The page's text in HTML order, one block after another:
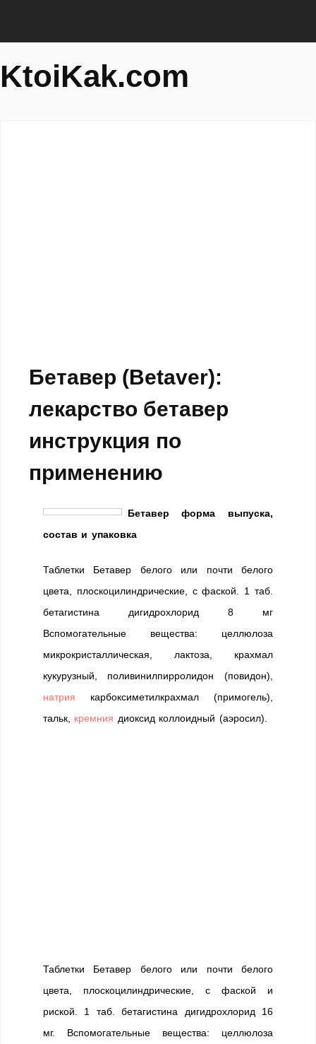
KtoiKak.com
Бетавер (Betaver):
лекарство бетавер
инструкция по
применению
Бетавер форма выпуска,
состав и упаковка
Таблетки Бетавер белого или почти белого
цвета, плоскоцилиндрические, с фаской. 1 таб.
бетагистина дигидрохлорид 8 мг
Вспомогательные вещества: целлюлоза
микрокристаллическая, лактоза, крахмал
кукурузный, поливинилпирролидон (повидон),
натрия карбоксиметилкрахмал (примогель),
тальк, кремния диоксид коллоидный (аэросил).
Таблетки Бетавер белого или почти белого
цвета, плоскоцилиндрические, с фаской и
риской. 1 таб. бетагистина дигидрохлорид 16
мг. Вспомогательные вещества: целлюлоза